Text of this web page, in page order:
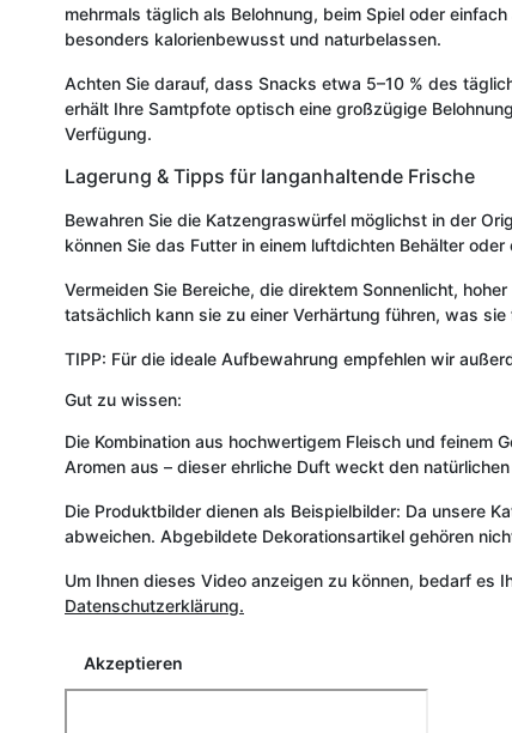
mehrmals täglich als Belohnung, beim Spiel oder
besonders kalorienbewusst und naturbelassen.
Achten Sie darauf, dass Snacks etwa 5–10 % des
erhält Ihre Samtpfote optisch eine großzügige
Verfügung.
Lagerung & Tipps für langanhaltende Frische
Bewahren Sie die Katzengraswürfel möglichst in der
können Sie das Futter in einem luftdichten Behälter
Vermeiden Sie Bereiche, die direktem Sonnenlicht,
tatsächlich kann sie zu einer Verhärtung führen, was
TIPP: Für die ideale Aufbewahrung empfehlen wir
Gut zu wissen:
Die Kombination aus hochwertigem Fleisch und
Aromen aus – dieser ehrliche Duft weckt den
Die Produktbilder dienen als Beispielbilder: Da unsere
abweichen. Abgebildete Dekorationsartikel gehören
Um Ihnen dieses Video anzeigen zu können, bedarf es
Datenschutzerklärung.
Akzeptieren